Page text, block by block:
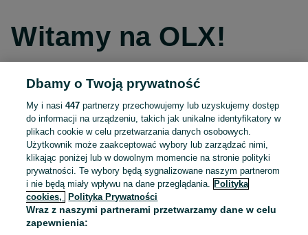
Witamy na OLX!
Kontynuuj przez Facebooka
Kontynuuj przez konto Apple
Kontynuuj przez konto Google
LUB
Dbamy o Twoją prywatność
My i nasi447 partnerzy przechowujemy lub uzyskujemy dostęp
do informacji na urządzeniu, takich jak unikalne identyfikatory w
plikach cookie w celu przetwarzania danych osobowych.
Użytkownik może zaakceptować wybory lub zarządzać nimi,
klikając poniżej lub w dowolnym momencie na stronie polityki
prywatności. Te wybory będą sygnalizowane naszym partnerom
i nie będą miały wpływu na dane przeglądania.
Polityka
cookies,
Polityka Prywatności
Wraz z naszymi partnerami przetwarzamy dane w celu
zapewnienia: